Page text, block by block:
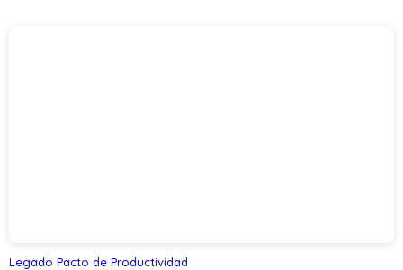
Legado Pacto de Productividad